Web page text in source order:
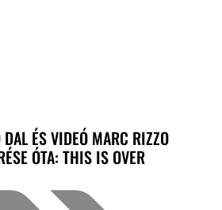
ÉS VIDEÓ MARC RIZZO
ÓTA: THIS IS OVER